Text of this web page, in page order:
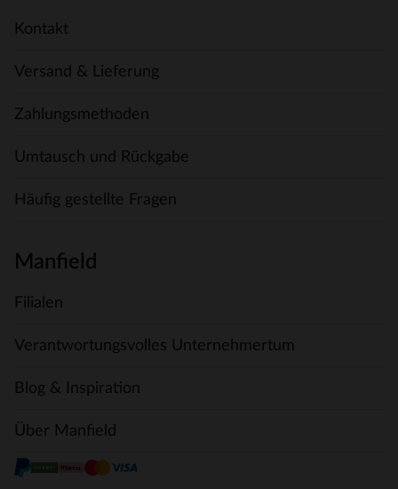
Kontakt
Versand & Lieferung
Zahlungsmethoden
Umtausch und Rückgabe
Häufig gestellte Fragen
Manfield
Filialen
Verantwortungsvolles Unternehmertum
Blog & Inspiration
Über Manfield